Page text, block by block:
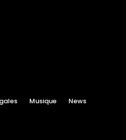
Musique News